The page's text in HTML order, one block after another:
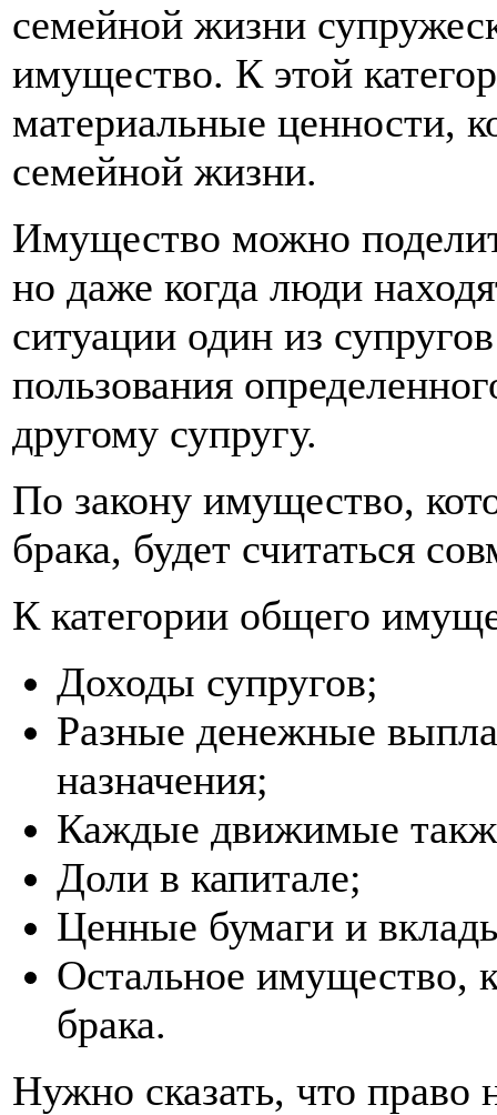
семейной жизни
имущество. К этой
материальные ценности,
семейной жизни.
Имущество можно
но даже когда люди
ситуации один из
пользования
другому супругу.
По закону имущество,
брака, будет считаться
К категории общего
Доходы супругов;
Разные денежные
назначения;
Каждые движимые
Доли в капитале;
Ценные бумаги и
Остальное имущество,
брака.
Нужно сказать, что право